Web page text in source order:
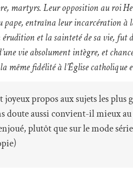
martyrs. Leur opposition au roi
entraîna leur incarcération à
et la sainteté de sa vie, fut
vie absolument intègre, et
fidélité à l’Église catholique
propos aux sujets les plus
doute aussi convient-il mieux
plutôt que sur le mode